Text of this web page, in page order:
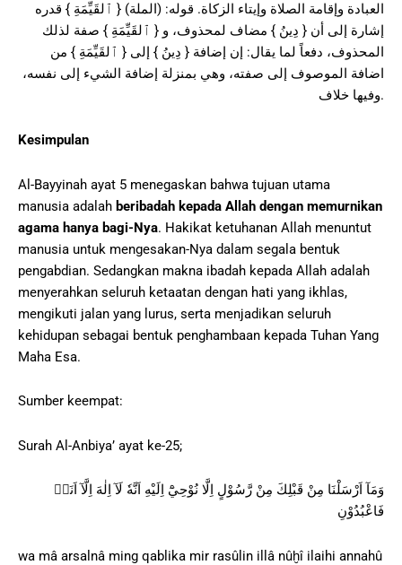
العبادة وإقامة الصلاة وإيتاء الزكاة. قوله: (الملة) { ٱلقَيِّمَةِ } قدره
إشارة إلى أن { دِينُ } مضاف لمحذوف، و { ٱلقَيِّمَةِ } صفة لذلك
المحذوف، دفعاً لما يقال: إن إضافة { دِينُ } إلى { ٱلقَيِّمَةِ } من
اضافة الموصوف إلى صفته، وهي بمنزلة إضافة الشيء إلى نفسه،
وفيها خلاف.
Kesimpulan
Al-Bayyinah ayat 5 menegaskan bahwa tujuan utama
manusia adalah beribadah kepada Allah dengan memurnikan
agama hanya bagi-Nya. Hakikat ketuhanan Allah menuntut
manusia untuk mengesakan-Nya dalam segala bentuk
pengabdian. Sedangkan makna ibadah kepada Allah adalah
menyerahkan seluruh ketaatan dengan hati yang ikhlas,
mengikuti jalan yang lurus, serta menjadikan seluruh
kehidupan sebagai bentuk penghambaan kepada Tuhan Yang
Maha Esa.
Sumber keempat:
Surah Al-Anbiya’ ayat ke-25;
وَمَآ اَرْسَلْنَا مِنْ قَبْلِكَ مِنْ رَّسُوْلٍ اِلَّا نُوْحِيْٓ اِلَيْهِ اَنَّهٗ لَآ اِلٰهَ اِلَّآ اَنَا۠
فَاعْبُدُوْنِ
wa mâ arsalnâ ming qablika mir rasûlin illâ nûḫî ilaihi annahû